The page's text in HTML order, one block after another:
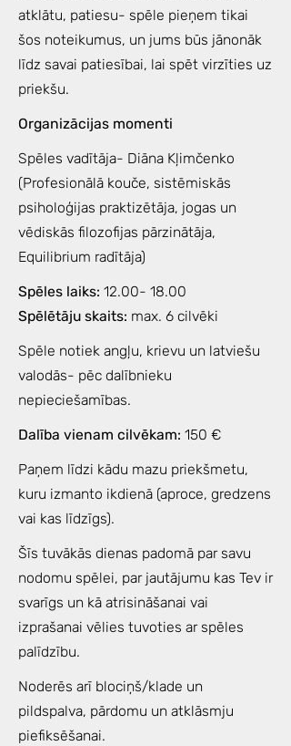
atklātu, patiesu- spēle pieņem tikai
šos noteikumus, un jums būs jānonāk
līdz savai patiesībai, lai spēt virzīties uz
priekšu.
Organizācijas momenti
Spēles vadītāja- Diāna Kļimčenko
(Profesionālā kouče, sistēmiskās
psiholoģijas praktizētāja, jogas un
vēdiskās filozofijas pārzinātāja,
Equilibrium radītāja)
Spēles laiks: 12.00- 18.00
Spēlētāju skaits: max. 6 cilvēki
Spēle notiek angļu, krievu un latviešu
valodās- pēc dalībnieku
nepieciešamības.
Dalība vienam cilvēkam: 150 €
Paņem līdzi kādu mazu priekšmetu,
kuru izmanto ikdienā (aproce, gredzens
vai kas līdzīgs).
Šīs tuvākās dienas padomā par savu
nodomu spēlei, par jautājumu kas Tev ir
svarīgs un kā atrisināšanai vai
izprašanai vēlies tuvoties ar spēles
palīdzību.
Noderēs arī blociņš/klade un
pildspalva, pārdomu un atklāsmju
piefiksēšanai.